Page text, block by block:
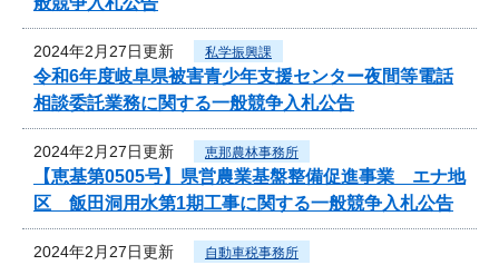
2024年2月27日更新 私学振興課
令和6年度岐阜県被害青少年支援センター夜間等電話
相談委託業務に関する一般競争入札公告
2024年2月27日更新 恵那農林事務所
【恵基第0505号】県営農業基盤整備促進事業 エナ地
区 飯田洞用水第1期工事に関する一般競争入札公告
2024年2月27日更新 自動車税事務所